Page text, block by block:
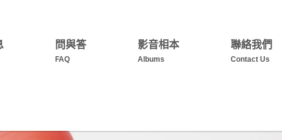
問與答
FAQ
影音相本
Albums
聯絡我們
Contact Us